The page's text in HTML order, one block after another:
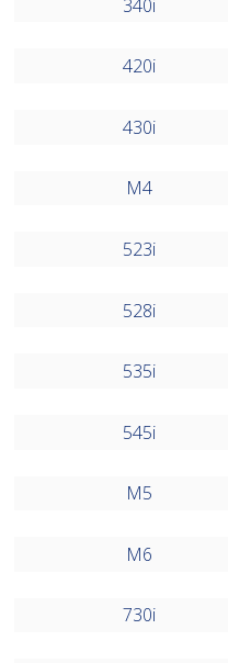
340i
420i
430i
M4
523i
528i
535i
545i
M5
M6
730i